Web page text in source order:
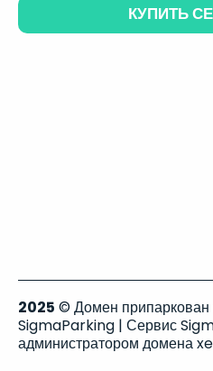
КУПИТЬ
2025 © Домен
SigmaParking | Сервис
администратором домена